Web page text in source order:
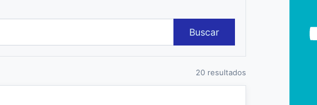
Buscar
20 resultados